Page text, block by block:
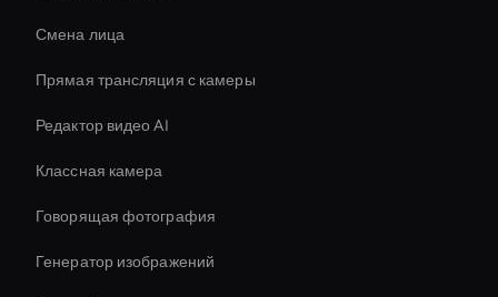
Смена лица
Прямая трансляция с камеры
Редактор видео AI
Классная камера
Говорящая фотография
Генератор изображений